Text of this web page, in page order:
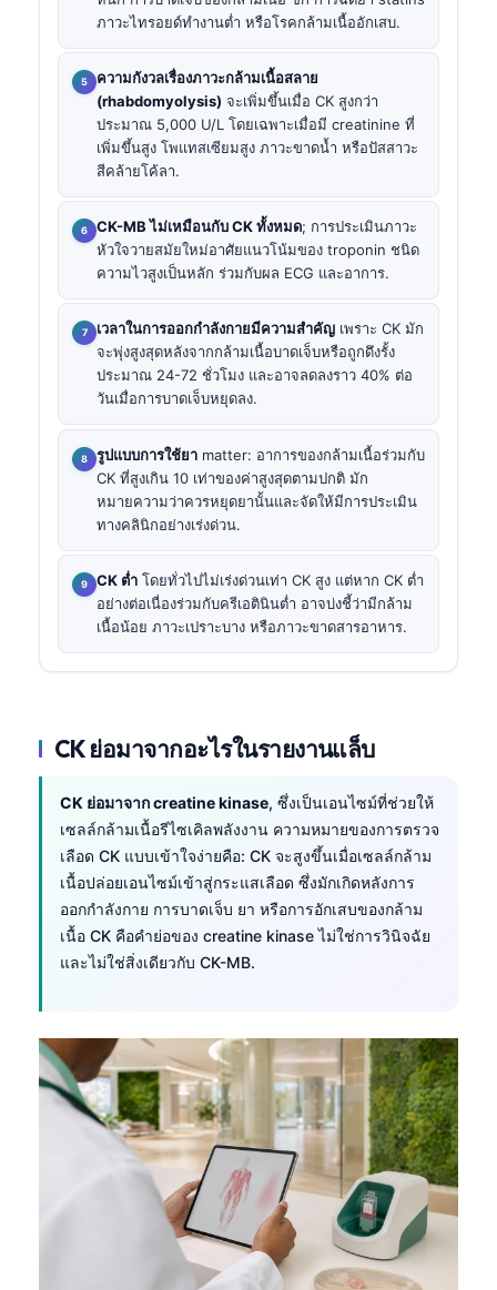
ภาวะไทรอยด์ทำงานต่ำ หรือโรคกล้ามเนื้ออักเสบ.
ความกังวลเรื่องภาวะกล้ามเนื้อสลาย
(rhabdomyolysis) จะเพิ่มขึ้นเมื่อ CK สูงกว่า
ประมาณ 5,000 U/L โดยเฉพาะเมื่อมี creatinine ที่
เพิ่มขึ้นสูง โพแทสเซียมสูง ภาวะขาดน้ำ หรือปัสสาวะ
สีคล้ายโค้ลา.
CK-MB ไม่เหมือนกับ CK ทั้งหมด; การประเมินภาวะ
หัวใจวายสมัยใหม่อาศัยแนวโน้มของ troponin ชนิด
ความไวสูงเป็นหลัก ร่วมกับผล ECG และอาการ.
เวลาในการออกกำลังกายมีความสำคัญ เพราะ CK มัก
จะพุ่งสูงสุดหลังจากกล้ามเนื้อบาดเจ็บหรือถูกดึงรั้ง
ประมาณ 24-72 ชั่วโมง และอาจลดลงราว 40% ต่อ
วันเมื่อการบาดเจ็บหยุดลง.
รูปแบบการใช้ยา matter: อาการของกล้ามเนื้อร่วมกับ
CK ที่สูงเกิน 10 เท่าของค่าสูงสุดตามปกติ มัก
หมายความว่าควรหยุดยานั้นและจัดให้มีการประเมิน
ทางคลินิกอย่างเร่งด่วน.
CK ต่ำ โดยทั่วไปไม่เร่งด่วนเท่า CK สูง แต่หาก CK ต่ำ
อย่างต่อเนื่องร่วมกับครีเอตินินต่ำ อาจบ่งชี้ว่ามีกล้าม
เนื้อน้อย ภาวะเปราะบาง หรือภาวะขาดสารอาหาร.
CK ย่อมาจากอะไรในรายงานแล็บ
CK ย่อมาจาก creatine kinase, ซึ่งเป็นเอนไซม์ที่ช่วยให้
เซลล์กล้ามเนื้อรีไซเคิลพลังงาน ความหมายของการตรวจ
เลือด CK แบบเข้าใจง่ายคือ: CK จะสูงขึ้นเมื่อเซลล์กล้าม
เนื้อปล่อยเอนไซม์เข้าสู่กระแสเลือด ซึ่งมักเกิดหลังการ
ออกกำลังกาย การบาดเจ็บ ยา หรือการอักเสบของกล้าม
เนื้อ CK คือคำย่อของ creatine kinase ไม่ใช่การวินิจฉัย
และไม่ใช่สิ่งเดียวกับ CK-MB.